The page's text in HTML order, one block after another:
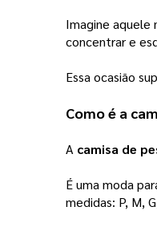
Imagine aquele
concentrar e
Essa ocasião
Como é a
A camisa de
É uma moda
medidas: P, M,